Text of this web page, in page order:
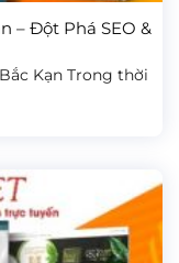
– Đột Phá SEO &
Kạn Trong thời